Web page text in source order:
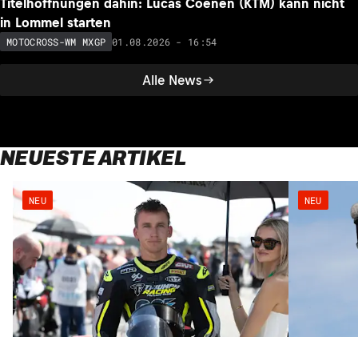
Alle News
Titelhoffnungen dahin: Lucas Coenen (KTM) kann nicht
in Lommel starten
MOTOCROSS-WM MXGP 01.08.2026 - 16:54
NEUESTE ARTIKEL
NEU NEU